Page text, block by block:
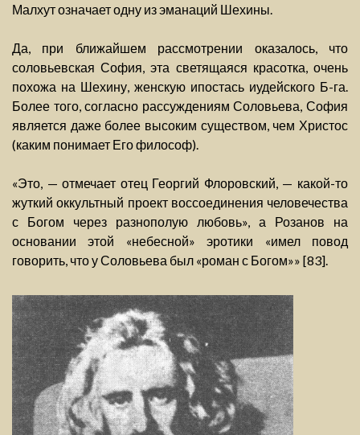
Малхут означает одну из эманаций Шехины.
Да, при ближайшем рассмотрении оказалось, что
соловьевская София, эта светящаяся красотка, очень
похожа на Шехину, женскую ипостась иудейского Б-га.
Более того, согласно рассуждениям Соловьева, София
является даже более высоким существом, чем Христос
(каким понимает Его философ).
«Это, — отмечает отец Георгий Флоровский, — какой-то
жуткий оккультный проект воссоединения человечества
с Богом через разнополую любовь», а Розанов на
основании этой «небесной» эротики «имел повод
говорить, что у Соловьева был «роман с Богом»» [83].